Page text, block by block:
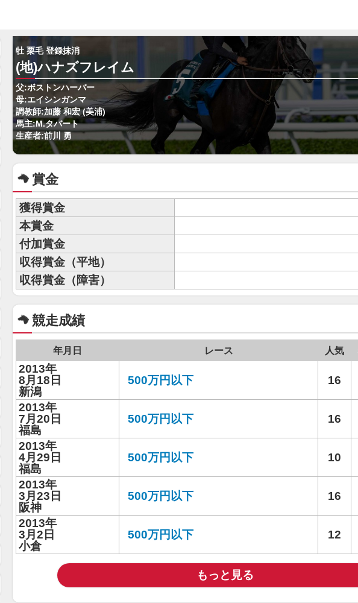
牡 栗毛 登録抹消
(地)ハナズフレイム
父:ボストンハーバー
母:エイシンガンマ
調教師:加藤 和宏 (美浦)
馬主:M.タバート
生産者:前川 勇
賞金
獲得賞金
本賞金
付加賞金
収得賞金（平地）
収得賞金（障害）
競走成績
年月日 レース 人気
2013年
8月18日
新潟
500万円以下 16
2013年
7月20日
福島
500万円以下 16
2013年
4月29日
福島
500万円以下 10
2013年
3月23日
阪神
500万円以下 16
2013年
3月2日
小倉
500万円以下 12
もっと見る